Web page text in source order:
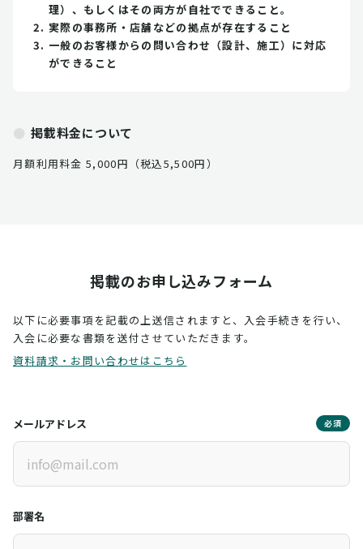
理）、もしくはその両方が自社でできること。
実際の事務所・店舗などの拠点が存在すること
一般のお客様からの問い合わせ（設計、施工）に対応
ができること
掲載料金について
月額利用料金 5,000円（税込5,500円）
掲載のお申し込みフォーム
以下に必要事項を記載の上送信されますと、入会手続きを行い、
入会に必要な書類を送付させていただきます。
資料請求・お問い合わせはこちら
メールアドレス 必須
部署名